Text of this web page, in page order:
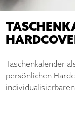
Taschenkalender
persönlichen